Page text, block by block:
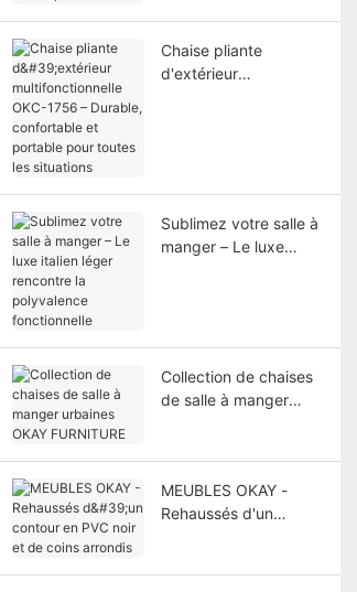
Chaise pliante
d'extérieur
Sublimez votre salle à
manger – Le luxe
Collection de chaises
de salle à manger
MEUBLES OKAY -
Rehaussés d'un